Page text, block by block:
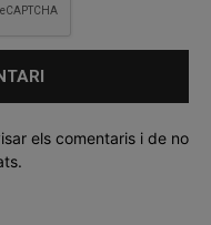
els comentaris i de no